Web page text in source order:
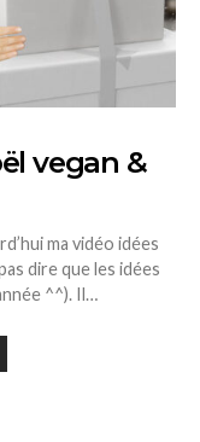
vegan &
ma vidéo idées
dire que les idées
^^). Il…